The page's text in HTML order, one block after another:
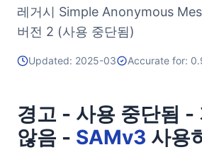
레거시 Simple Anonymous
버전 2 (사용 중단됨)
Updated: 2025-03 Accurate for:
경고 - 사용 중단됨 -
않음 - SAMv3 사용